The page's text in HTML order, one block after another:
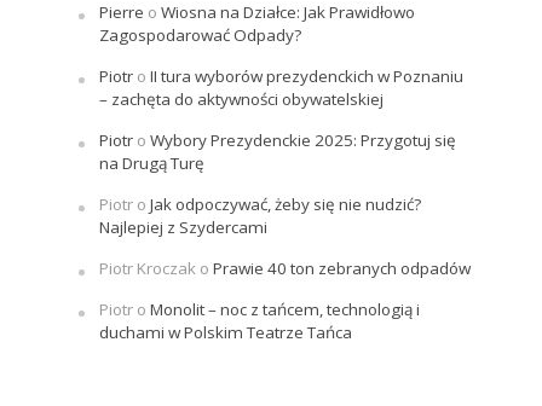
Pierre o Wiosna na Działce: Jak Prawidłowo
Zagospodarować Odpady?
Piotro II tura wyborów prezydenckich w Poznaniu
– zachęta do aktywności obywatelskiej
Piotro Wybory Prezydenckie 2025: Przygotuj się
na Drugą Turę
Piotro Jak odpoczywać, żeby się nie nudzić?
Najlepiej z Szydercami
Piotr Kroczako Prawie 40 ton zebranych odpadów
Piotro Monolit – noc z tańcem, technologią i
duchami w Polskim Teatrze Tańca